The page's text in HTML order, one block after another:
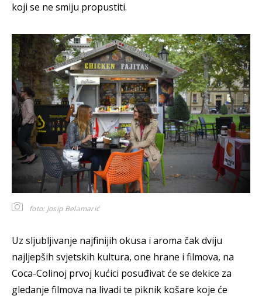
koji se ne smiju propustiti.
foto: Josip Belamarić
Uz sljubljivanje najfinijih okusa i aroma čak dviju
najljepših svjetskih kultura, one hrane i filmova, na
Coca-Colinoj prvoj kućici posuđivat će se dekice za
gledanje filmova na livadi te piknik košare koje će